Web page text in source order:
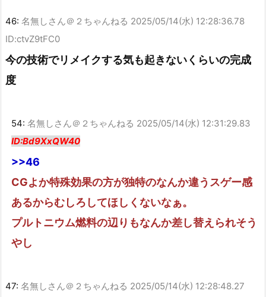
46: 名無しさん＠２ちゃんねる 2025/05/14(水) 12:28:36.78
ID:ctvZ9tFC0
今の技術でリメイクする気も起きないくらいの完成
度
54: 名無しさん＠２ちゃんねる 2025/05/14(水) 12:31:29.83
ID:Bd9XxQW40
>>46
CGよか特殊効果の方が独特のなんか違うスゲー感
あるからむしろしてほしくないなぁ。
プルトニウム燃料の辺りもなんか差し替えられそう
やし
47: 名無しさん＠２ちゃんねる 2025/05/14(水) 12:28:48.27